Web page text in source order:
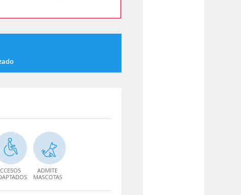
ADMITE
MASCOTAS